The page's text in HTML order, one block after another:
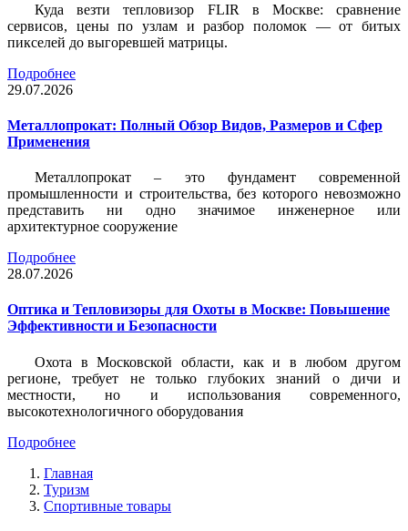
Куда везти тепловизор FLIR в Москве: сравнение
сервисов, цены по узлам и разбор поломок — от битых
пикселей до выгоревшей матрицы.
Подробнее
29.07.2026
Металлопрокат: Полный Обзор Видов, Размеров и Сфер
Применения
Металлопрокат – это фундамент современной
промышленности и строительства, без которого невозможно
представить ни одно значимое инженерное или
архитектурное сооружение
Подробнее
28.07.2026
Оптика и Тепловизоры для Охоты в Москве: Повышение
Эффективности и Безопасности
Охота в Московской области, как и в любом другом
регионе, требует не только глубоких знаний о дичи и
местности, но и использования современного,
высокотехнологичного оборудования
Подробнее
Главная
Туризм
Спортивные товары